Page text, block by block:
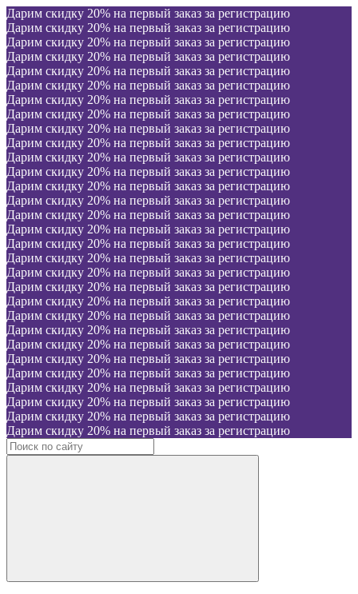
Дарим скидку 20% на первый заказ за регистрацию
Дарим скидку 20% на первый заказ за регистрацию
Дарим скидку 20% на первый заказ за регистрацию
Дарим скидку 20% на первый заказ за регистрацию
Дарим скидку 20% на первый заказ за регистрацию
Дарим скидку 20% на первый заказ за регистрацию
Дарим скидку 20% на первый заказ за регистрацию
Дарим скидку 20% на первый заказ за регистрацию
Дарим скидку 20% на первый заказ за регистрацию
Дарим скидку 20% на первый заказ за регистрацию
Дарим скидку 20% на первый заказ за регистрацию
Дарим скидку 20% на первый заказ за регистрацию
Дарим скидку 20% на первый заказ за регистрацию
Дарим скидку 20% на первый заказ за регистрацию
Дарим скидку 20% на первый заказ за регистрацию
Дарим скидку 20% на первый заказ за регистрацию
Дарим скидку 20% на первый заказ за регистрацию
Дарим скидку 20% на первый заказ за регистрацию
Дарим скидку 20% на первый заказ за регистрацию
Дарим скидку 20% на первый заказ за регистрацию
Дарим скидку 20% на первый заказ за регистрацию
Дарим скидку 20% на первый заказ за регистрацию
Дарим скидку 20% на первый заказ за регистрацию
Дарим скидку 20% на первый заказ за регистрацию
Дарим скидку 20% на первый заказ за регистрацию
Дарим скидку 20% на первый заказ за регистрацию
Дарим скидку 20% на первый заказ за регистрацию
Дарим скидку 20% на первый заказ за регистрацию
Дарим скидку 20% на первый заказ за регистрацию
Дарим скидку 20% на первый заказ за регистрацию